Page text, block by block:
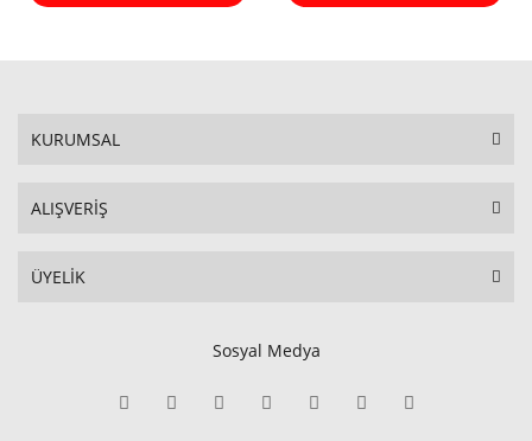
KURUMSAL
ALIŞVERİŞ
ÜYELİK
Sosyal Medya